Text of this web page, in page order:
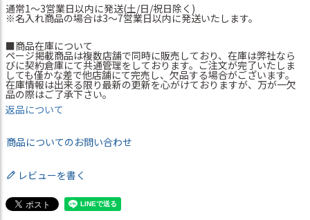
通常1～3営業日以内に発送(土/日/祝日除く)
※名入れ商品の場合は3～7営業日以内に発送いたします。
■商品在庫について
ページ掲載商品は複数店舗で同時に販売しており、在庫は弊社なら
びに契約倉庫にて共通管理をしております。ご注文が完了いたしま
しても僅かな差で他店舗にて完売し、欠品する場合がございます。
在庫情報は出来る限り最新の更新を心がけておりますが、万が一欠
品の際はご了承下さい。
返品について
商品についてのお問い合わせ
レビューを書く